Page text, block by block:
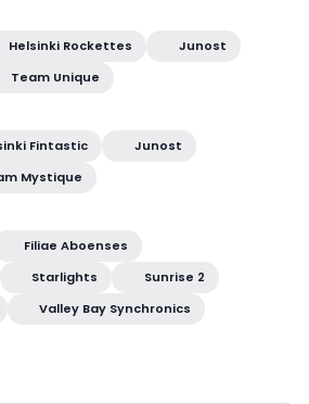
Helsinki Rockettes
Junost
Team Unique
Fintastic
Junost
Mystique
Filiae Aboenses
Starlights
Sunrise 2
Valley Bay Synchronics